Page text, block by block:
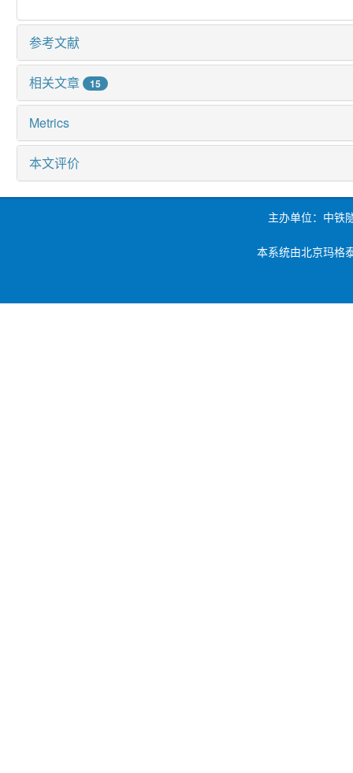
参考文献
相关文章 15
Metrics
本文评价
主办单位：中铁
本系统由北京玛格